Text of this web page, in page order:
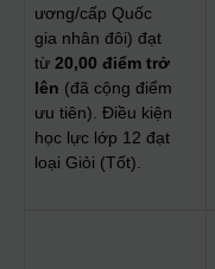
ương/cấp Quốc
gia nhân đôi) đạt
từ 20,00 điểm trở
lên (đã cộng điểm
ưu tiên). Điều kiện
học lực lớp 12 đạt
loại Giỏi (Tốt).